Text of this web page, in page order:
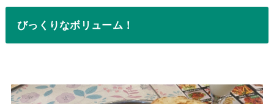
びっくりなボリューム！